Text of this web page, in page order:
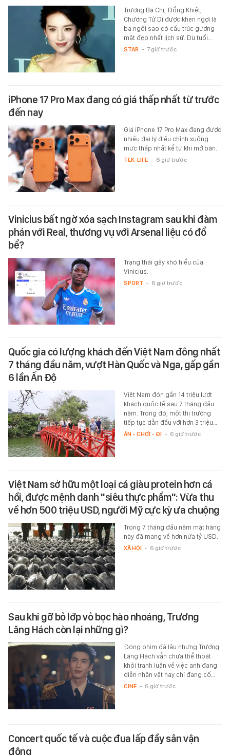
Trương Bá Chi, Đổng Khiết,
Chương Tử Di được khen ngợi là
ba ngôi sao có cấu trúc gương
mặt đẹp nhất lịch sử. Dù tuổi…
STAR - 7 giờ trước
iPhone 17 Pro Max đang có giá thấp nhất từ trước
đến nay
Giá iPhone 17 Pro Max đang được
nhiều đại lý điều chỉnh xuống
mức thấp nhất kể từ khi mở bán.
TEK-LIFE - 6 giờ trước
Vinicius bất ngờ xóa sạch Instagram sau khi đàm
phán với Real, thương vụ với Arsenal liệu có đổ
bể?
Trạng thái gây khó hiểu của
Vinicius.
SPORT - 6 giờ trước
Quốc gia có lượng khách đến Việt Nam đông nhất
7 tháng đầu năm, vượt Hàn Quốc và Nga, gấp gần
6 lần Ấn Độ
Việt Nam đón gần 14 triệu lượt
khách quốc tế sau 7 tháng đầu
năm. Trong đó, một thị trường
tiếp tục dẫn đầu với hơn 3 triệu…
ĂN - CHƠI - ĐI - 6 giờ trước
Việt Nam sở hữu một loại cá giàu protein hơn cá
hồi, được mệnh danh "siêu thực phẩm": Vừa thu
về hơn 500 triệu USD, người Mỹ cực kỳ ưa chuộng
Trong 7 tháng đầu năm mặt hàng
này đã mang về hơn nửa tỷ USD.
XÃ HỘI - 6 giờ trước
Sau khi gỡ bỏ lớp vỏ bọc hào nhoáng, Trương
Lăng Hách còn lại những gì?
Đóng phim đã lâu nhưng Trương
Lăng Hách vẫn chưa thể thoát
khỏi tranh luận về việc anh đang
diễn nhân vật hay chỉ đang cố…
CINE - 6 giờ trước
Concert quốc tế và cuộc đua lấp đầy sân vận
động